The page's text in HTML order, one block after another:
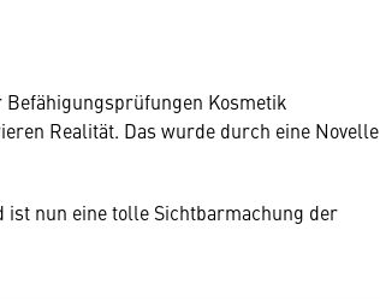
Befähigungsprüfungen Kosmetik
Realität. Das wurde durch eine Novelle
nun eine tolle Sichtbarmachung der